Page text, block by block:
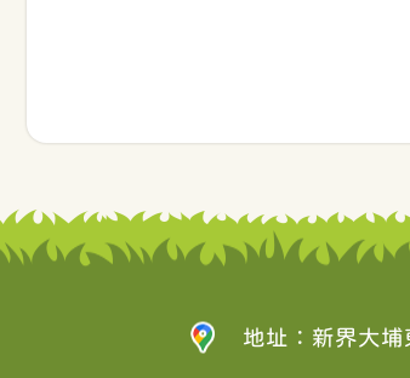
地址：新界大埔